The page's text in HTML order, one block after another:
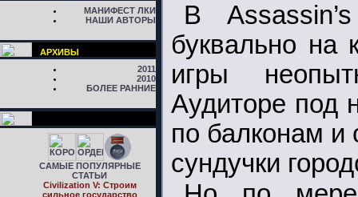
МАНИФЕСТ ЛКИ
НАШИ АВТОРЫ
АРХИВЫ
2011
2010
БОЛЕЕ РАННИЕ
САМЫЕ ПОПУЛЯРНЫЕ
СТАТЬИ
Civilization V: Строим
сильное государство
В
буквально
игры
Аудиторе под
по балконам
сундучки